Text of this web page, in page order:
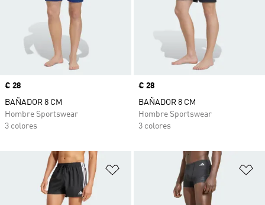
Precio
€ 28
BAÑADOR 8 CM
Hombre Sportswear
3 colores
Precio
€ 28
BAÑADOR 8 CM
Hombre Sportswear
3 colores
Añadir a la lista de deseos